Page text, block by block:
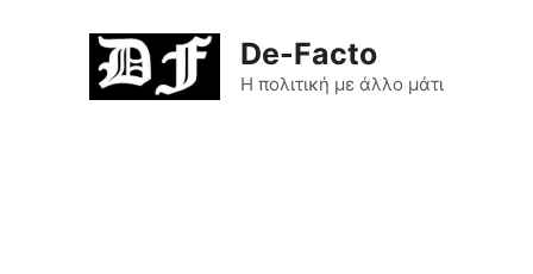
De-Facto
Η πολιτική με άλλο μάτι